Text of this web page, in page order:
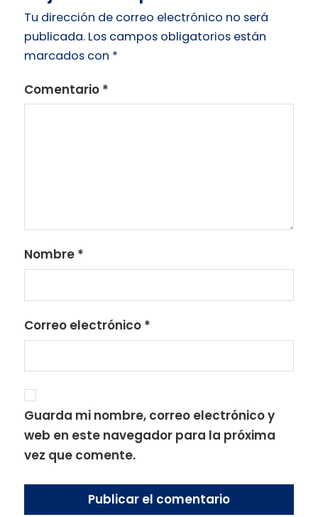
Tu dirección de correo electrónico no será
publicada. Los campos obligatorios están
marcados con *
Comentario *
Nombre *
Correo electrónico *
Guarda mi nombre, correo electrónico y
web en este navegador para la próxima
vez que comente.